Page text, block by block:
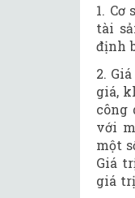
1.
tài
định
2.
giá,
công
với
một
Giá
giá